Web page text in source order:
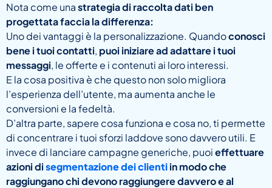
Nota come unastrategia di raccolta dati ben
progettata faccia la differenza:
Uno dei vantaggi è la personalizzazione. Quandoconosci
bene i tuoi contatti, puoi iniziare ad adattare i tuoi
messaggi, le offerte e i contenuti ai loro interessi.
E la cosa positiva è che questo non solo migliora
l’esperienza dell’utente, ma aumenta anche le
conversioni e la fedeltà.
D’altra parte, sapere cosa funziona e cosa no, ti permette
di concentrare i tuoi sforzi laddove sono davvero utili. E
invece di lanciare campagne generiche, puoieffettuare
azioni disegmentazione dei clientiin modo che
raggiungano chi devono raggiungere davvero e al